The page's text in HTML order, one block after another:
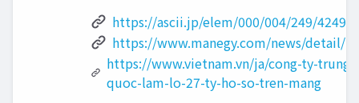
https://ascii.jp/elem/000/004/249/
https://www.manegy.com/news/detail/
https://www.vietnam.vn/ja/cong-ty-trung-
quoc-lam-lo-27-ty-ho-so-tren-mang